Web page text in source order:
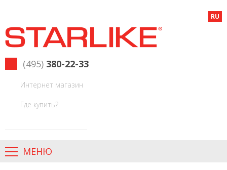
RU
(495) 380-22-33
Интернет магазин
Где купить?
МЕНЮ